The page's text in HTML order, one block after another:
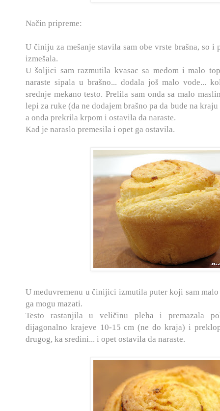
Način pripreme:
U činiju za mešanje stavila sam obe vrste brašna, so i
izmešala.
U šoljici sam razmutila kvasac sa medom i malo
naraste sipala u brašno... dodala još malo vode...
srednje mekano testo. Prelila sam onda sa malo
lepi za ruke (da ne dodajem brašno pa da bude na
a onda prekrila krpom i ostavila da naraste.
Kad je naraslo premesila i opet ga ostavila.
U međuvremenu u činijici izmutila puter koji sam malo
ga mogu mazati.
Testo rastanjila u veličinu pleha i premazala
dijagonalno krajeve 10-15 cm (ne do kraja) i
drugog, ka sredini... i opet ostavila da naraste.